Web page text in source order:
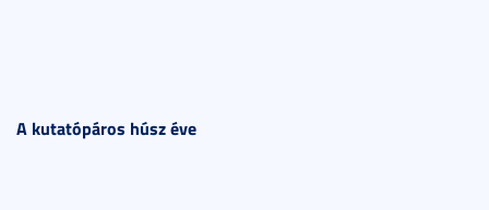
A kutatópáros húsz éve